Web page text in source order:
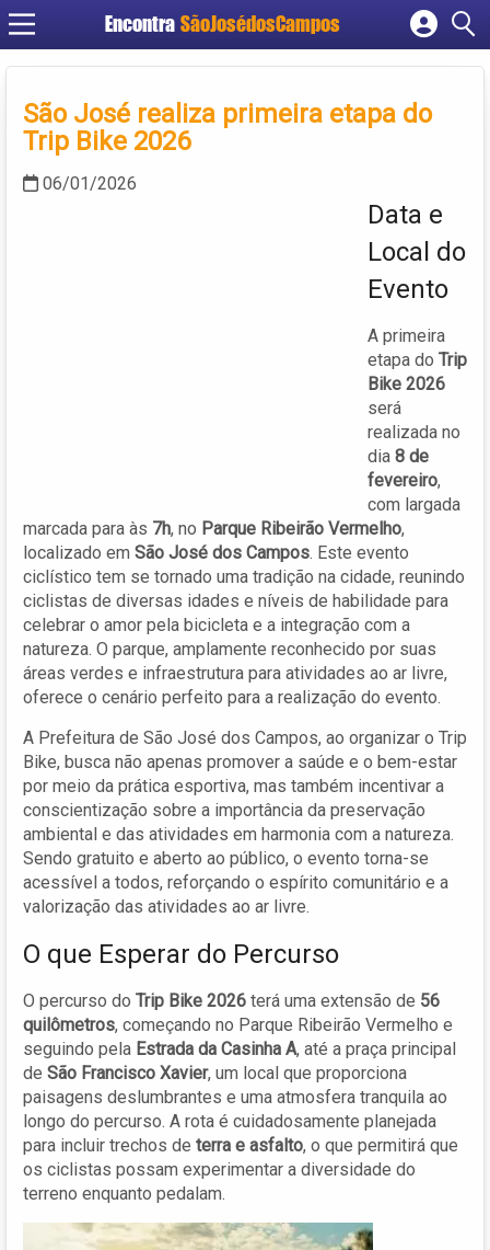
Encontra SãoJosédosCampos
Cadastrar empresa
Criar conta
São José realiza primeira etapa do
Trip Bike 2026
06/01/2026
Data e
Local do
Evento
A primeira
etapa do Trip
Bike 2026
será
realizada no
dia 8 de
fevereiro,
com largada
marcada para às 7h, no Parque Ribeirão Vermelho,
localizado em São José dos Campos. Este evento
ciclístico tem se tornado uma tradição na cidade, reunindo
ciclistas de diversas idades e níveis de habilidade para
celebrar o amor pela bicicleta e a integração com a
natureza. O parque, amplamente reconhecido por suas
áreas verdes e infraestrutura para atividades ao ar livre,
oferece o cenário perfeito para a realização do evento.
A Prefeitura de São José dos Campos, ao organizar o Trip
Bike, busca não apenas promover a saúde e o bem-estar
por meio da prática esportiva, mas também incentivar a
conscientização sobre a importância da preservação
ambiental e das atividades em harmonia com a natureza.
Sendo gratuito e aberto ao público, o evento torna-se
acessível a todos, reforçando o espírito comunitário e a
valorização das atividades ao ar livre.
O que Esperar do Percurso
O percurso do Trip Bike 2026 terá uma extensão de 56
quilômetros, começando no Parque Ribeirão Vermelho e
seguindo pela Estrada da Casinha A, até a praça principal
de São Francisco Xavier, um local que proporciona
paisagens deslumbrantes e uma atmosfera tranquila ao
longo do percurso. A rota é cuidadosamente planejada
para incluir trechos de terra e asfalto, o que permitirá que
os ciclistas possam experimentar a diversidade do
terreno enquanto pedalam.